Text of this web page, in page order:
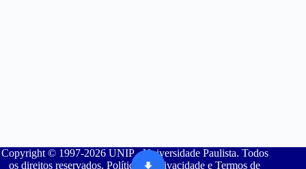
Copyright © 1997-2026 UNIP - Universidade Paulista. Todos
os direitos reservados. Política de Privacidade e Termos de